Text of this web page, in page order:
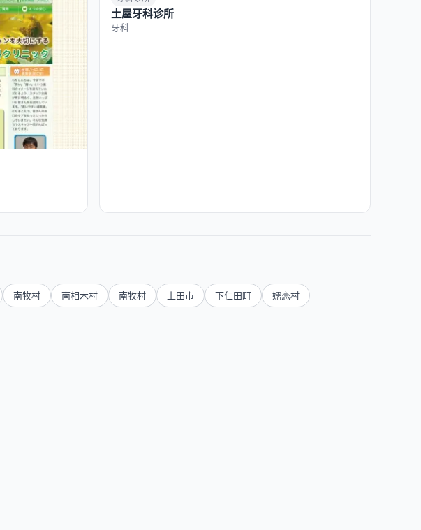
土屋牙科诊所
牙科
南牧村 南相木村 南牧村 上田市 下仁田町 嬬恋村